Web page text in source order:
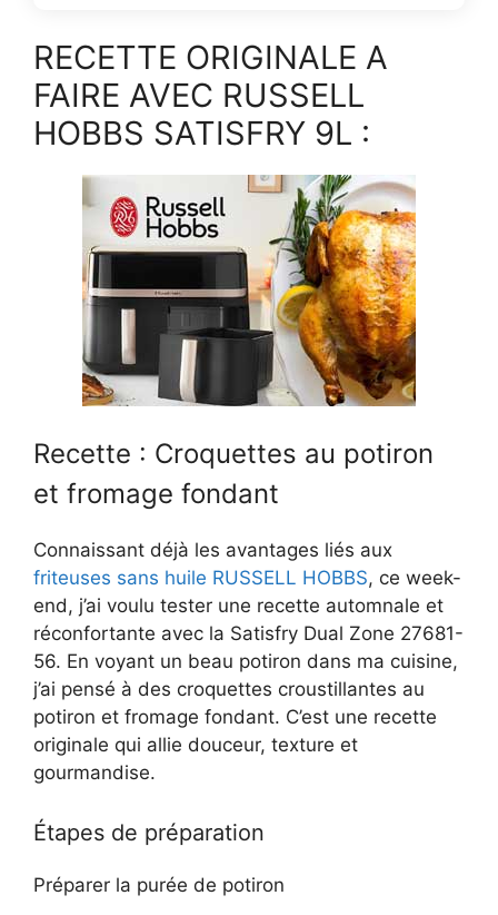
RECETTE ORIGINALE A
FAIRE AVEC RUSSELL
HOBBS SATISFRY 9L :
Recette : Croquettes au potiron
et fromage fondant
Connaissant déjà les avantages liés aux
friteuses sans huile RUSSELL HOBBS, ce week-
end, j’ai voulu tester une recette automnale et
réconfortante avec la Satisfry Dual Zone 27681-
56. En voyant un beau potiron dans ma cuisine,
j’ai pensé à des croquettes croustillantes au
potiron et fromage fondant. C’est une recette
originale qui allie douceur, texture et
gourmandise.
Étapes de préparation
Préparer la purée de potiron